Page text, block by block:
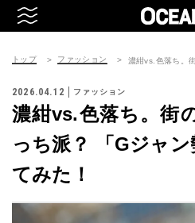
トップ ファッション 濃紺vs.色落ち。
2026.04.12 ファッション
濃紺vs.色落ち。街
っち派？ 「Gジャ
てみた！